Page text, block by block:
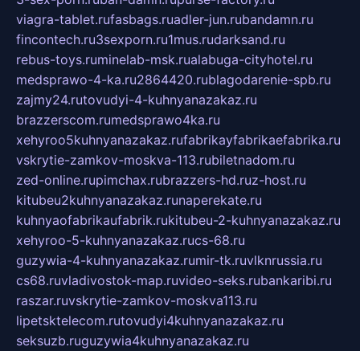
viagra-tablet.rufasbags.ruadler-jun.rubandamn.ru
fincontech.ru3sexporn.ru1mus.rudarksand.ru
rebus-toys.ruminelab-msk.rualabuga-cityhotel.ru
medsprawo-4-ka.ru2864420.rublagodarenie-spb.ru
zajmy24.rutovudyi-4-kuhnyanazakaz.ru
brazzerscom.rumedsprawo4ka.ru
xehyroo5kuhnyanazakaz.rufabrikayfabrikaefabrika.ru
vskrytie-zamkov-moskva-113.rubiletnadom.ru
zed-online.rupimchax.rubrazzers-hd.ruz-host.ru
kitubeu2kuhnyanazakaz.runaperekate.ru
kuhnyaofabrikaufabrik.rukitubeu-2-kuhnyanazakaz.ru
xehyroo-5-kuhnyanazakaz.rucs-68.ru
guzywia-4-kuhnyanazakaz.rumir-tk.ruvlknrussia.ru
cs68.ruvladivostok-map.ruvideo-seks.rubankaribi.ru
raszar.ruvskrytie-zamkov-moskva113.ru
lipetsktelecom.rutovudyi4kuhnyanazakaz.ru
seksuzb.ruguzywia4kuhnyanazakaz.ru